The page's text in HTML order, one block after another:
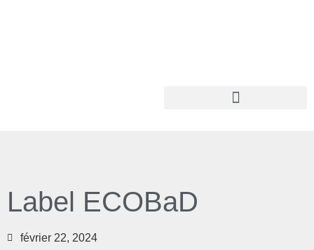
Label ECOBaD
février 22, 2024